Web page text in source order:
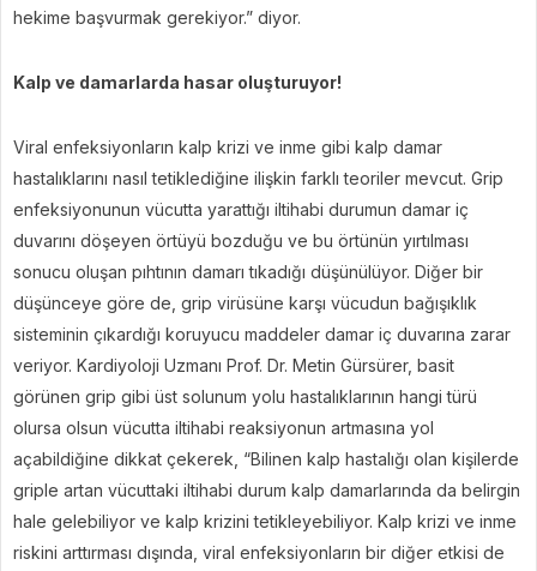
hekime başvurmak gerekiyor.” diyor.
Kalp ve damarlarda hasar oluşturuyor!
Viral enfeksiyonların kalp krizi ve inme gibi kalp damar
hastalıklarını nasıl tetiklediğine ilişkin farklı teoriler mevcut. Grip
enfeksiyonunun vücutta yarattığı iltihabi durumun damar iç
duvarını döşeyen örtüyü bozduğu ve bu örtünün yırtılması
sonucu oluşan pıhtının damarı tıkadığı düşünülüyor. Diğer bir
düşünceye göre de, grip virüsüne karşı vücudun bağışıklık
sisteminin çıkardığı koruyucu maddeler damar iç duvarına zarar
veriyor. Kardiyoloji Uzmanı Prof. Dr. Metin Gürsürer, basit
görünen grip gibi üst solunum yolu hastalıklarının hangi türü
olursa olsun vücutta iltihabi reaksiyonun artmasına yol
açabildiğine dikkat çekerek, “Bilinen kalp hastalığı olan kişilerde
griple artan vücuttaki iltihabi durum kalp damarlarında da belirgin
hale gelebiliyor ve kalp krizini tetikleyebiliyor. Kalp krizi ve inme
riskini arttırması dışında, viral enfeksiyonların bir diğer etkisi de